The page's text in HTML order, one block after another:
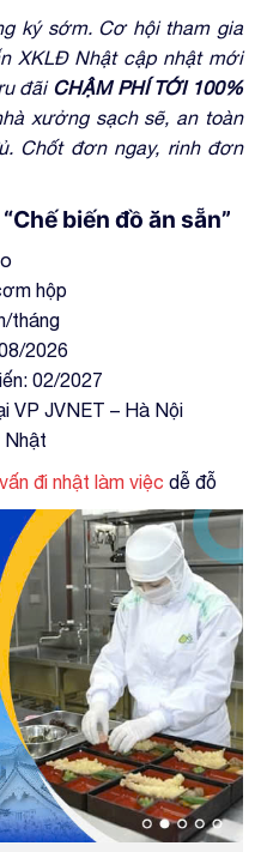
ký sớm. Cơ hội tham gia
XKLĐ Nhật cập nhật mới
đãi CHẬM PHÍ TỚI 100%
xưởng sạch sẽ, an toàn
Chốt đơn ngay, rinh đơn
biến đồ ăn sẵn”
hộp
tháng
2026
02/2027
VP JVNET – Hà Nội
Nhật
đi nhật làm việc dễ đỗ